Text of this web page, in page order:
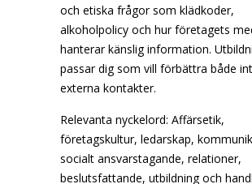
och etiska frågor som klädkoder,
alkoholpolicy och hur företagets
hanterar känslig information.
passar dig som vill förbättra både
externa kontakter.
Relevanta nyckelord: Affärsetik,
företagskultur, ledarskap,
socialt ansvarstagande, relationer,
beslutsfattande, utbildning och